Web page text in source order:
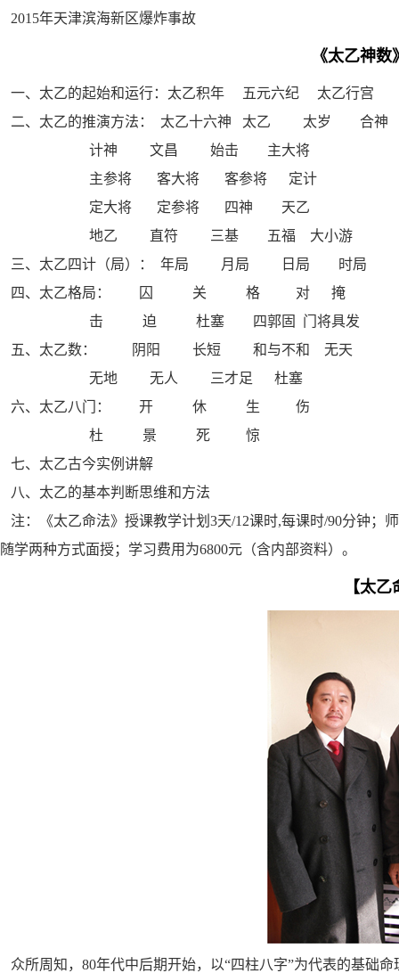
2015年天津滨海新区爆炸事故
《太乙神
一、太乙的起始和运行：太乙积年 五元六纪 太乙行宫
二、太乙的推演方法： 太乙十六神 太乙 太岁
计神 文昌 始击 主大将
主参将 客大将 客参将 定计
定大将 定参将 四神 天乙
地乙 直符 三基 五福 大小游
三、太乙四计（局）： 年局 月局 日局 时局
四、太乙格局： 囚 关 格 对 掩
击 迫 杜塞 四郭固 门将具发
五、太乙数： 阴阳 长短 和与不和 无天
无地 无人 三才足 杜塞
六、太乙八门： 开 休 生 伤
杜 景 死 惊
七、太乙古今实例讲解
八、太乙的基本判断思维和方法
注：《太乙命法》授课教学计划3天/12课时,每课时/90分钟；
随学两种方式面授；学习费用为6800元（含内部资料）。
【太
众所周知，80年代中后期开始，以“四柱八字”为代表的基础